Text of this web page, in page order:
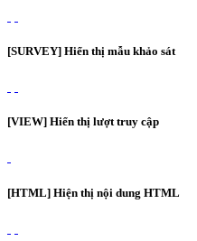
[SURVEY] Hiển thị mẫu khảo sát
[VIEW] Hiển thị lượt truy cập
[HTML] Hiện thị nội dung HTML